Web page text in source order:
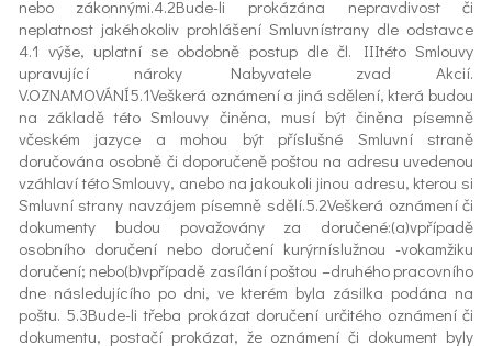
nebo zákonnými.4.2Bude-li prokázána nepravdivost či
neplatnost jakéhokoliv prohlášení Smluvnístrany dle odstavce
4.1 výše, uplatní se obdobně postup dle čl. IIItéto Smlouvy
upravující nároky Nabyvatele zvad Akcií.
V.OZNAMOVÁNÍ5.1Veškerá oznámení a jiná sdělení, která budou
na základě této Smlouvy činěna, musí být činěna písemně
včeském jazyce a mohou být příslušné Smluvní straně
doručována osobně či doporučeně poštou na adresu uvedenou
vzáhlaví této Smlouvy, anebo na jakoukoli jinou adresu, kterou si
Smluvní strany navzájem písemně sdělí.5.2Veškerá oznámení či
dokumenty budou považovány za doručené:(a)vpřípadě
osobního doručení nebo doručení kurýrníslužnou -vokamžiku
doručení; nebo(b)vpřípadě zasílání poštou –druhého pracovního
dne následujícího po dni, ve kterém byla zásilka podána na
poštu. 5.3Bude-li třeba prokázat doručení určitého oznámení či
dokumentu, postačí prokázat, že oznámení či dokument byly